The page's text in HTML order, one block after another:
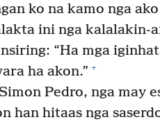
ko na kamo nga
ini nga kalalakin-
“Ha mga
ha akon.” +
Pedro, nga may
han hitaas nga